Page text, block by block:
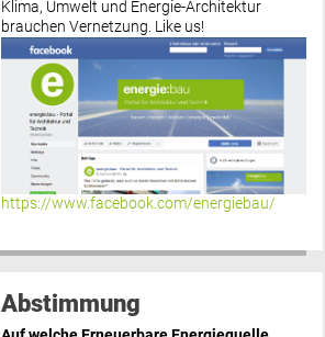
Klima, Umwelt und Energie-Architektur
brauchen Vernetzung. Like us!
https://www.facebook.com/energiebau/
Abstimmung